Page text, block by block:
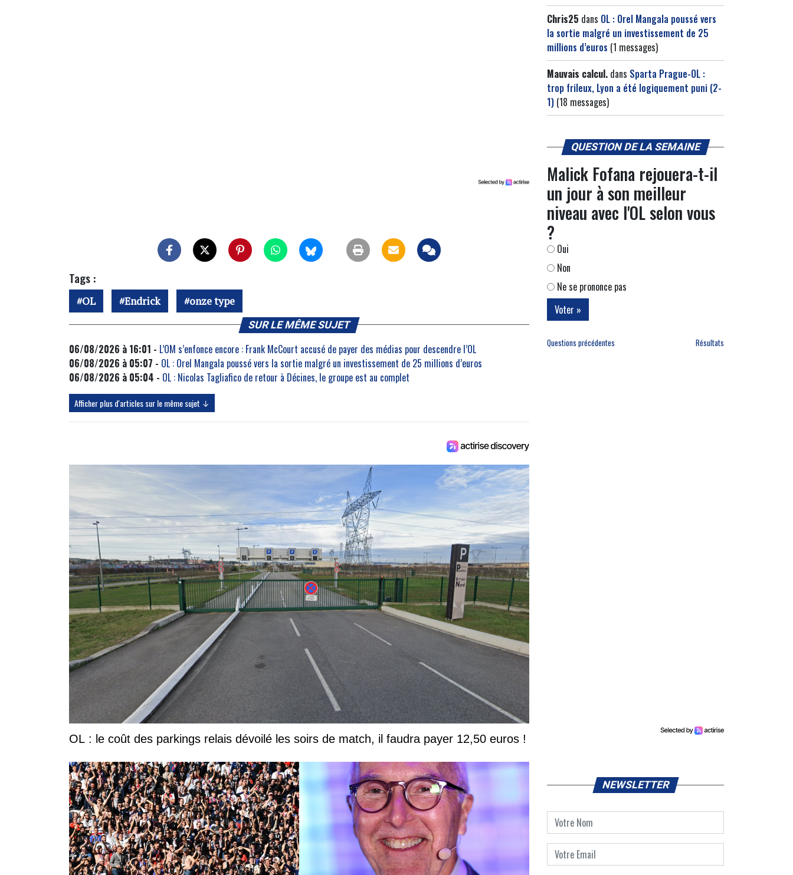
Tags :
OL Endrick onze type
SUR LE MÊME SUJET
06/08/2026 à 16:01 - L’OM s’enfonce encore : Frank McCourt accusé de payer des médias pour descendre l’OL
06/08/2026 à 05:07 - OL : Orel Mangala poussé vers la sortie malgré un investissement de 25 millions d’euros
06/08/2026 à 05:04 - OL : Nicolas Tagliafico de retour à Décines, le groupe est au complet
Afficher plus d'articles sur le même sujet ↓
OL : le coût des parkings relais dévoilé les soirs de match, il faudra payer 12,50 euros !
Chris25 dans OL : Orel Mangala poussé vers
la sortie malgré un investissement de 25
millions d’euros (1 messages)
Mauvais calcul. dans Sparta Prague-OL :
trop frileux, Lyon a été logiquement puni (2-
1) (18 messages)
QUESTION DE LA SEMAINE
Malick Fofana rejouera-t-il
un jour à son meilleur
niveau avec l'OL selon vous
?
Oui
Non
Ne se prononce pas
Questions précédentes Résultats
NEWSLETTER